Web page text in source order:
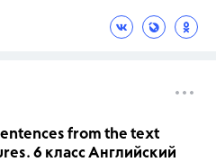
from the text
6 класс Английский